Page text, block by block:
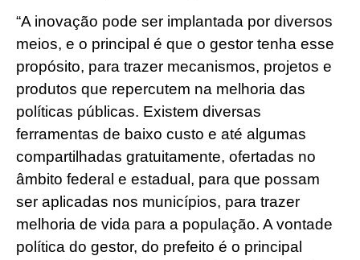
“A inovação pode ser implantada por diversos
meios, e o principal é que o gestor tenha esse
propósito, para trazer mecanismos, projetos e
produtos que repercutem na melhoria das
políticas públicas. Existem diversas
ferramentas de baixo custo e até algumas
compartilhadas gratuitamente, ofertadas no
âmbito federal e estadual, para que possam
ser aplicadas nos municípios, para trazer
melhoria de vida para a população. A vontade
política do gestor, do prefeito é o principal